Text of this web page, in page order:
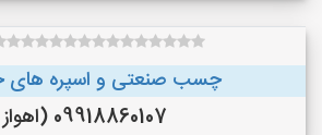
چسب صنعتی و اسپره های
09918860107 (اهواز )